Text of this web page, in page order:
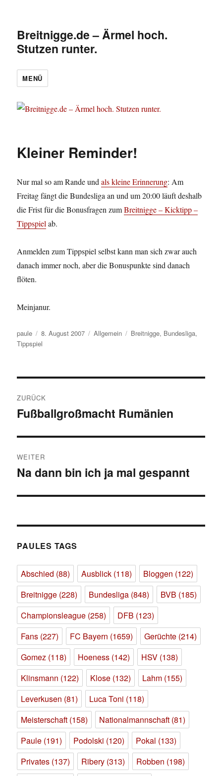
Breitnigge.de – Ärmel hoch.
Stutzen runter.
MENÜ
Kleiner Reminder!
Nur mal so am Rande undals kleine Erinnerung: Am
Freitag fängt die Bundesliga an und um 20:00 läuft deshalb
die Frist für die Bonusfragen zumBreitnigge – Kicktipp –
Tippspielab.
Anmelden zum Tippspiel selbst kann man sich zwar auch
danach immer noch, aber die Bonuspunkte sind danach
flöten.
Meinjanur.
Autor
paule
Veröffentlicht
am
8. August 2007 Kategorien
Allgemein Schlagwörter
Breitnigge, Bundesliga,
Tippspiel
ZURÜCK
Vorheriger
Fußballgroßmacht Rumänien
WEITER
Nächster
Na dann bin ich ja mal gespannt
PAULES TAGS
Abschied (88) Ausblick (118) Bloggen (122)
Breitnigge (228) Bundesliga (848) BVB (185)
Championsleague (258) DFB (123)
Fans (227) FC Bayern (1659) Gerüchte (214)
Gomez (118) Hoeness (142) HSV (138)
Klinsmann (122) Klose (132) Lahm (155)
Leverkusen (81) Luca Toni (118)
Meisterschaft (158) Nationalmannschaft (81)
Paule (191) Podolski (120) Pokal (133)
Privates (137) Ribery (313) Robben (198)